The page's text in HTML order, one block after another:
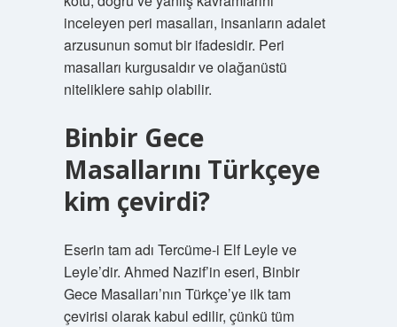
inceleyen peri masalları, insanların adalet
arzusunun somut bir ifadesidir. Peri
masalları kurgusaldır ve olağanüstü
niteliklere sahip olabilir.
Binbir Gece
Masallarını Türkçeye
kim çevirdi?
Eserin tam adı Tercüme-i Elf Leyle ve
Leyle’dir. Ahmed Nazif’in eseri, Binbir
Gece Masalları’nın Türkçe’ye ilk tam
çevirisi olarak kabul edilir, çünkü tüm